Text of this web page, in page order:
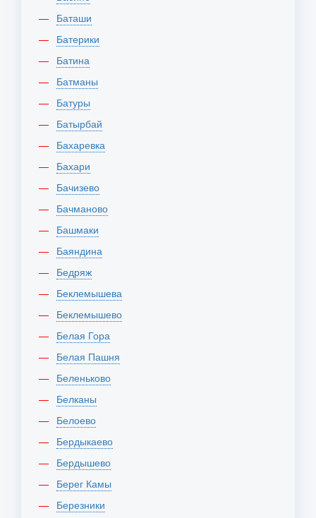
Баташи
Батерики
Батина
Батманы
Батуры
Батырбай
Бахаревка
Бахари
Бачизево
Бачманово
Башмаки
Баяндина
Бедряж
Беклемышева
Беклемышево
Белая Гора
Белая Пашня
Беленьково
Белканы
Белоево
Бердыкаево
Бердышево
Берег Камы
Березники